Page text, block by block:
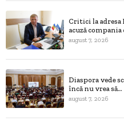
Critici la adresa
acuză compania
august 7, 2026
Diaspora vede
încă nu vrea să...
august 7, 2026